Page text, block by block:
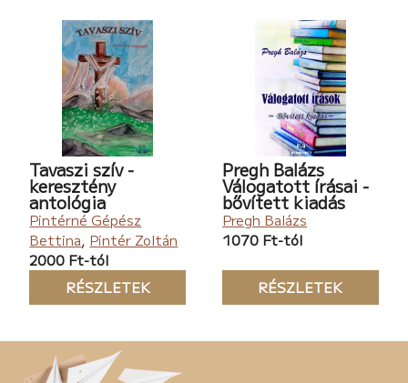
Tavaszi szív -
keresztény
antológia
Pintérné Gépész
Bettina, Pintér Zoltán
2000 Ft-tól
RÉSZLETEK
Pregh Balázs
Válogatott írásai -
bővített kiadás
Pregh Balázs
1070 Ft-tól
RÉSZLETEK